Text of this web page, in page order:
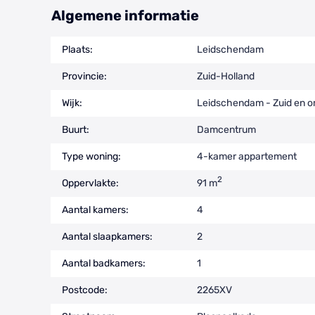
Algemene informatie
Plaats: Leidschendam
Provincie: Zuid-Holland
Wijk: Leidschendam - Zuid en
Buurt: Damcentrum
Type woning: 4-kamer appartement
Oppervlakte: 91 m2
Aantal kamers: 4
Aantal slaapkamers: 2
Aantal badkamers: 1
Postcode: 2265XV